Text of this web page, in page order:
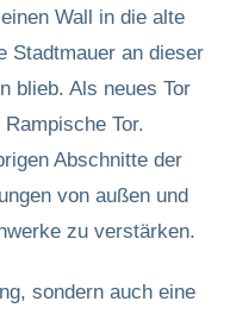
Wall in die alte
Stadtmauer an dieser
blieb. Als neues Tor
Tor.
Abschnitte der
von außen und
zu verstärken.
sondern auch eine